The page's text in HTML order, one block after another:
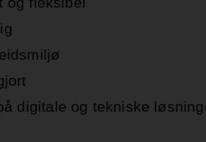
digitale og tekniske